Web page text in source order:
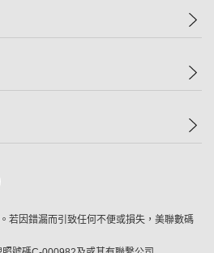
若因錯漏而引致任何不便或損失，美聯數碼